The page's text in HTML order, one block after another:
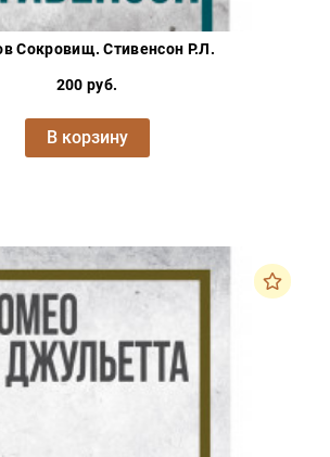
Сокровищ. Стивенсон Р.Л.
200 руб.
В корзину